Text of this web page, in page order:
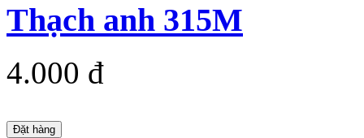
Thạch anh 315M
4.000 đ
Đặt hàng